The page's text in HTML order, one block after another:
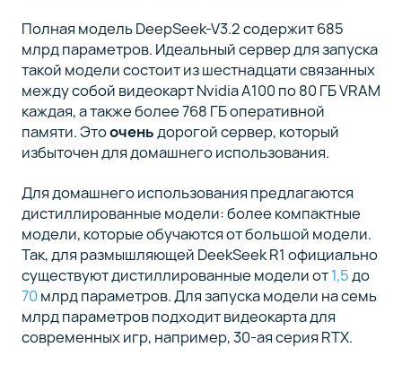
Полная модель DeepSeek-V3.2 содержит 685
млрд параметров. Идеальный сервер для запуска
такой модели состоит из шестнадцати связанных
между собой видеокарт Nvidia A100 по 80 ГБ VRAM
каждая, а также более 768 ГБ оперативной
памяти. Этооченьдорогой сервер, который
избыточен для домашнего использования.
Для домашнего использования предлагаются
дистиллированные модели: более компактные
модели, которые обучаются от большой модели.
Так, для размышляющей DeekSeek R1 официально
существуют дистиллированные модели от1,5 до
70 млрд параметров. Для запуска модели на семь
млрд параметров подходит видеокарта для
современных игр, например, 30-ая серия RTX.